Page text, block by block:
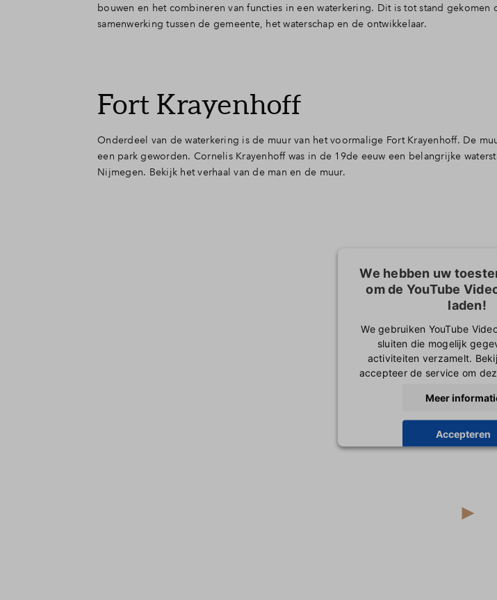
bouwen en het combineren van functies in een waterkering. Dit is tot stand
samenwerking tussen de gemeente, het waterschap en de ontwikkelaar.
Fort Krayenhoff
Onderdeel van de waterkering is de muur van het voormalige Fort Krayenhoff. De
een park geworden. Cornelis Krayenhoff was in de 19de eeuw een belangrijke
Nijmegen. Bekijk het verhaal van de man en de muur.
We hebben uw
om de YouTube
laden!
We gebruiken YouTube
sluiten die mogelijk
activiteiten verzamelt.
accepteer de service om
Meer
Accepteren